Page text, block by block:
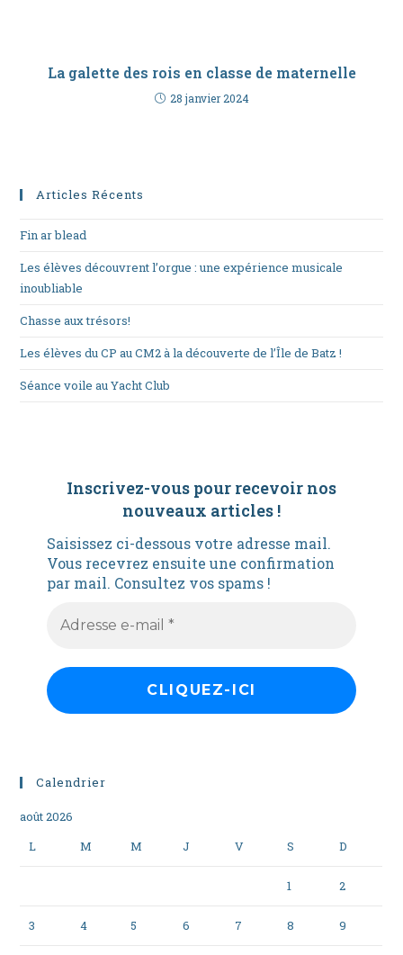
La galette des rois en classe de maternelle
28 janvier 2024
Articles Récents
Fin ar blead
Les élèves découvrent l’orgue : une expérience musicale
inoubliable
Chasse aux trésors!
Les élèves du CP au CM2 à la découverte de l’Île de Batz !
Séance voile au Yacht Club
Inscrivez-vous pour recevoir nos
nouveaux articles !
Saisissez ci-dessous votre adresse mail.
Vous recevrez ensuite une confirmation
par mail. Consultez vos spams !
Calendrier
août 2026
L
M M J V S D
1 2
3 4 5 6 7 8 9